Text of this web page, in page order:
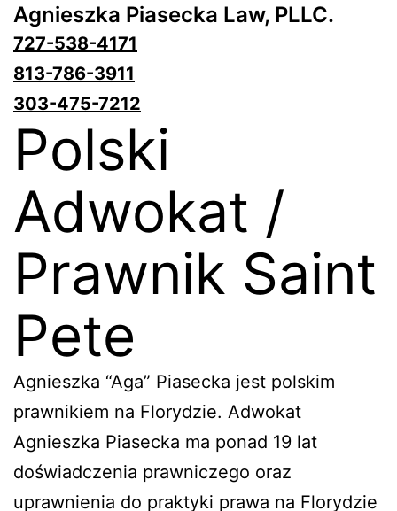
Agnieszka Piasecka Law, PLLC.
727-538-4171
813-786-3911
303-475-7212
Polski
Adwokat /
Prawnik Saint
Pete
Agnieszka “Aga” Piasecka jest polskim
prawnikiem na Florydzie. Adwokat
Agnieszka Piasecka ma ponad 19 lat
doświadczenia prawniczego oraz
uprawnienia do praktyki prawa na Florydzie